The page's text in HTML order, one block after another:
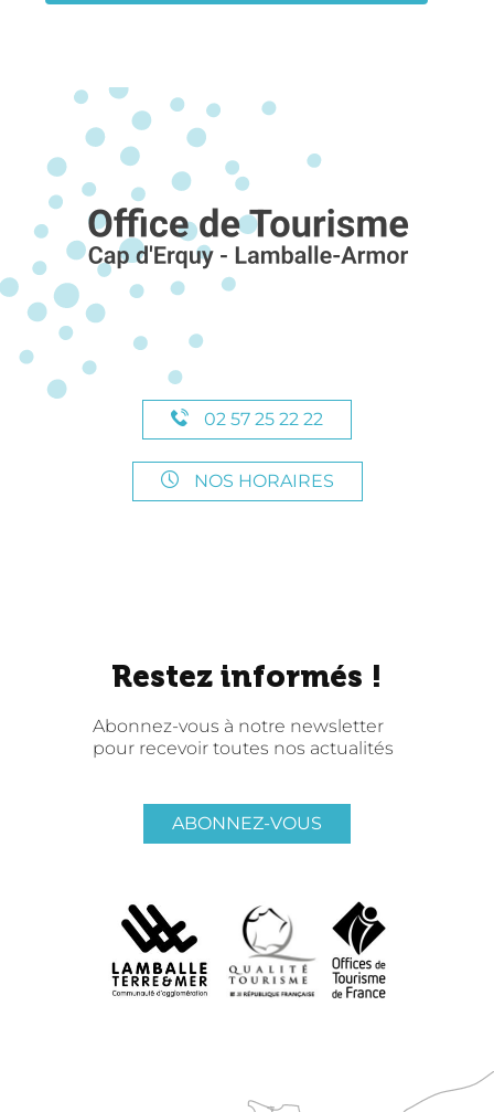
02 57 25 22 22
NOS HORAIRES
Restez informés !
Abonnez-vous à notre newsletter
pour recevoir toutes nos actualités
ABONNEZ-VOUS